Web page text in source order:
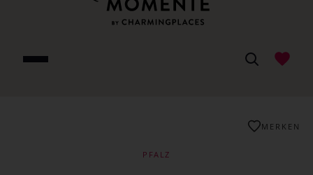
PFALZ
MERKEN